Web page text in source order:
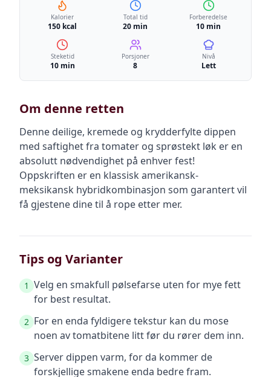
Kalorier
150 kcal
Total tid
20 min
Forberedelse
10 min
Steketid
10 min
Porsjoner
8
Nivå
Lett
Om denne retten
Denne deilige, kremede og krydderfylte dippen
med saftighet fra tomater og sprøstekt løk er en
absolutt nødvendighet på enhver fest!
Oppskriften er en klassisk amerikansk-
meksikansk hybridkombinasjon som garantert vil
få gjestene dine til å rope etter mer.
Tips og Varianter
1 Velg en smakfull pølsefarse uten for mye fett
for best resultat.
2 For en enda fyldigere tekstur kan du mose
noen av tomatbitene litt før du rører dem inn.
3 Server dippen varm, for da kommer de
forskjellige smakene enda bedre fram.